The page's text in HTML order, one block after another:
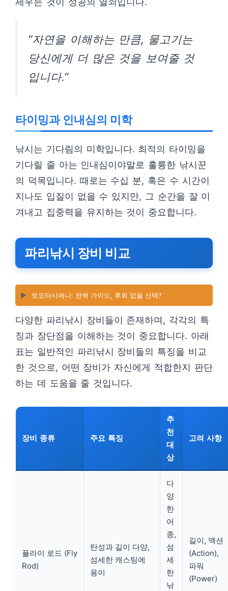
“자연을 이해하는 만큼, 물고기는
당신에게 더 많은 것을 보여줄 것
입니다.”
타이밍과 인내심의 미학
낚시는 기다림의 미학입니다. 최적의 타이밍을
기다릴 줄 아는 인내심이야말로 훌륭한 낚시꾼
의 덕목입니다. 때로는 수십 분, 혹은 수 시간이
지나도 입질이 없을 수 있지만, 그 순간을 잘 이
겨내고 집중력을 유지하는 것이 중요합니다.
파리낚시 장비 비교
▶️ 토요타시에나: 완벽 가이드, 후회 없을 선택?
다양한 파리낚시 장비들이 존재하며, 각각의 특
징과 장단점을 이해하는 것이 중요합니다. 아래
표는 일반적인 파리낚시 장비들의 특징을 비교
한 것으로, 어떤 장비가 자신에게 적합한지 판단
하는 데 도움을 줄 것입니다.
장비 종류 주요 특징
추
천
대
상
고려 사항
플라이 로드 (Fly
Rod)
탄성과 길이 다양,
섬세한 캐스팅에
용이
다
양
한
어
종,
섬
세
한
낚
길이, 액션
(Action),
파워
(Power)